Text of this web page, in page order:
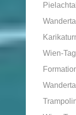
Pielachtal
Wien-